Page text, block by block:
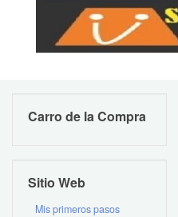
Carro de la Compra
Sitio Web
Mis primeros pasos